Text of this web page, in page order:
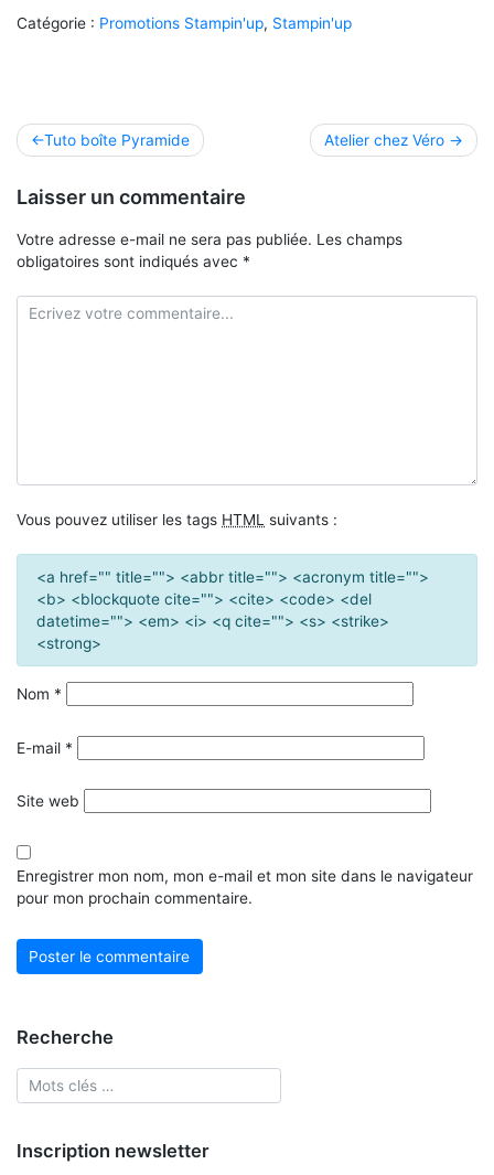
Catégorie : Promotions Stampin'up, Stampin'up
Navigation
l’article
Tuto boîte Pyramide Atelier chez Véro
Laisser un commentaire
Votre adresse e-mail ne sera pas publiée. Les champs
obligatoires sont indiqués avec *
Vous pouvez utiliser les tags HTML suivants :
<a href="" title=""> <abbr title=""> <acronym title="">
<b> <blockquote cite=""> <cite> <code> <del
datetime=""> <em> <i> <q cite=""> <s> <strike>
<strong>
Nom *
E-mail *
Site web
Enregistrer mon nom, mon e-mail et mon site dans le navigateur
pour mon prochain commentaire.
Recherche
Inscription newsletter